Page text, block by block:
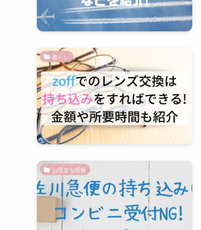
暮らし
お役立ち情報